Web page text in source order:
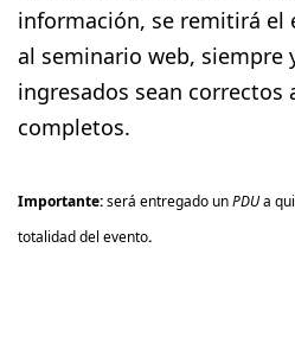
información, se remitirá el
al seminario web, siempre
ingresados sean correctos
completos.
Importante:será entregado unPDUa
totalidad del evento.